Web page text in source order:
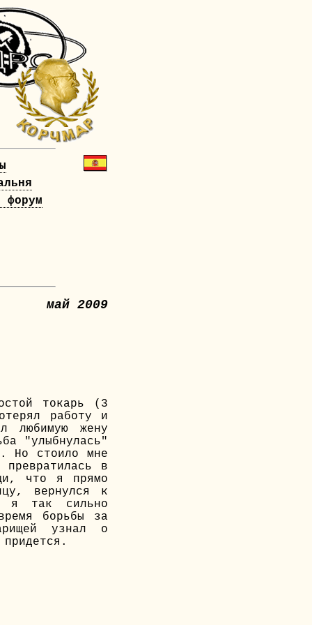
форум
май 2009
токарь (3
работу и
любимую жену
"улыбнулась"
Но стоило мне
в
что я прямо
вернулся к
я так сильно
борьбы за
узнал о